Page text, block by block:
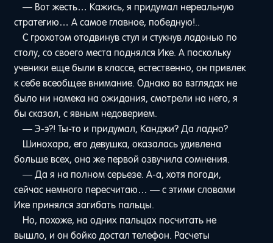
— Вот жесть… Кажись, я придумал нереальную
стратегию… А самое главное, победную!..
С грохотом отодвинув стул и стукнув ладонью по
столу, со своего места поднялся Ике. А поскольку
ученики еще были в классе, естественно, он привлек
к себе всеобщее внимание. Однако во взглядах не
было ни намека на ожидания, смотрели на него, я
бы сказал, с явным недоверием.
— Э-э?! Ты-то и придумал, Канджи? Да ладно?
Шинохара, его девушка, оказалась удивлена
больше всех, она же первой озвучила сомнения.
— Да я на полном серьезе. А-а, хотя погоди,
сейчас немного пересчитаю… — с этими словами
Ике принялся загибать пальцы.
Но, похоже, на одних пальцах посчитать не
вышло, и он бойко достал телефон. Расчеты